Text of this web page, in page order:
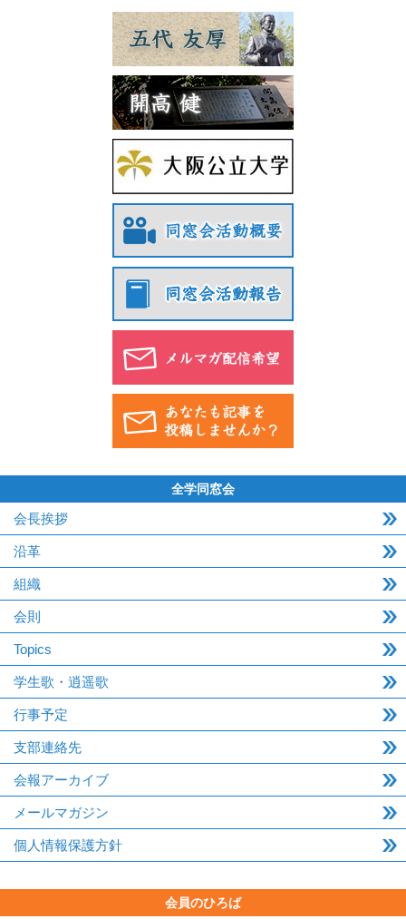
全学同窓会
会長挨拶
沿革
組織
会則
Topics
学生歌・逍遥歌
行事予定
支部連絡先
会報アーカイブ
メールマガジン
個人情報保護方針
会員のひろば